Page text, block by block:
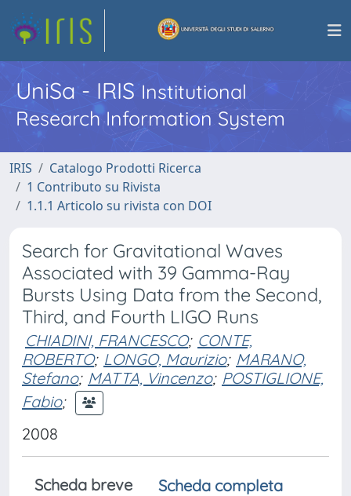
UniSa - IRISInstitutional
Research Information System
IRIS
Catalogo Prodotti Ricerca
1 Contributo su Rivista
1.1.1 Articolo su rivista con DOI
Search for Gravitational Waves
Associated with 39 Gamma-Ray
Bursts Using Data from the Second,
Third, and Fourth LIGO Runs
CHIADINI, FRANCESCO; CONTE,
ROBERTO; LONGO, Maurizio; MARANO,
Stefano; MATTA, Vincenzo; POSTIGLIONE,
Fabio;
2008
Scheda breve
Scheda completa